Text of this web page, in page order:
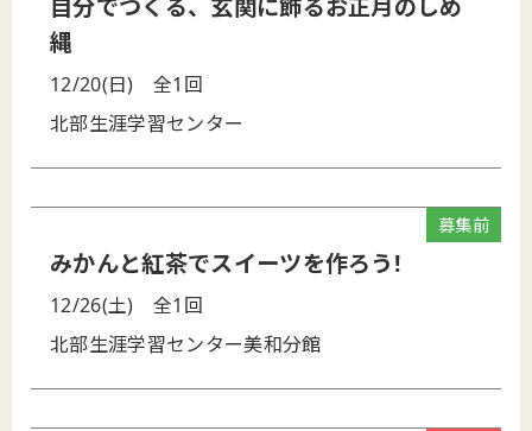
自分でつくる、玄関に飾るお正月のしめ
縄
12/20(日)
全1回
北部生涯学習センター
募集前
みかんと紅茶でスイーツを作ろう!
12/26(土)
全1回
北部生涯学習センター美和分館